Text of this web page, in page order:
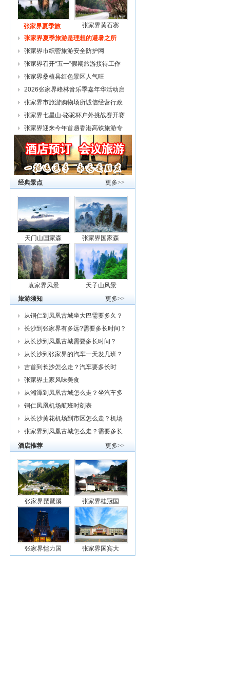
张家界夏季旅
张家界黄石寨
张家界夏季旅游是理想的避暑之所
张家界市织密旅游安全防护网
张家界召开“五一”假期旅游接待工作
复
张家界桑植县红色景区人气旺
2026张家界峰林音乐季嘉年华活动启
幕
张家界市旅游购物场所诚信经营行政
约谈
张家界七星山·骆驼杯户外挑战赛开赛
张家界迎来今年首趟香港高铁旅游专
列
更多>>
经典景点
天门山国家森 张家界国家森
袁家界风景
天子山风景
更多>>
旅游须知
从铜仁到凤凰古城坐大巴需要多久？
车费
长沙到张家界有多远?需要多长时间？
从
从长沙到凤凰古城需要多长时间？
从长沙到张家界的汽车一天发几班？
需要
吉首到长沙怎么走？汽车要多长时
间？我
张家界土家风味美食
从湘潭到凤凰古城怎么走？坐汽车多
久？
铜仁凤凰机场航班时刻表
从长沙黄花机场到市区怎么走？机场
巴士
张家界到凤凰古城怎么走？需要多长
时间
更多>>
酒店推荐
张家界琵琶溪 张家界桂冠国
张家界恺力国 张家界国宾大